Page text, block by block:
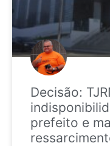
Decisão:
prefeito e